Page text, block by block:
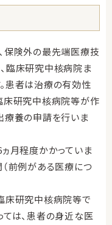
保険外の最先端医療技
臨床研究中核病院ま
患者は治療の有効性
床研究中核病院等が作
療養の申請を行いま
月程度かかっていま
前例がある医療につ
床研究中核病院等で
は、患者の身近な医